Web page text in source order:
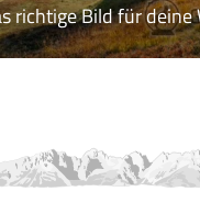
richtige Bild für deine